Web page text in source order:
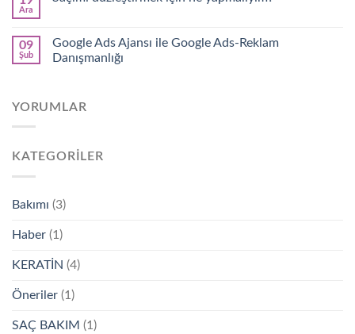
Ara
09
Şub
Google Ads Ajansı ile Google Ads-Reklam
Danışmanlığı
YORUMLAR
KATEGORILER
Bakımı (3)
Haber (1)
KERATİN (4)
Öneriler (1)
SAÇ BAKIM (1)